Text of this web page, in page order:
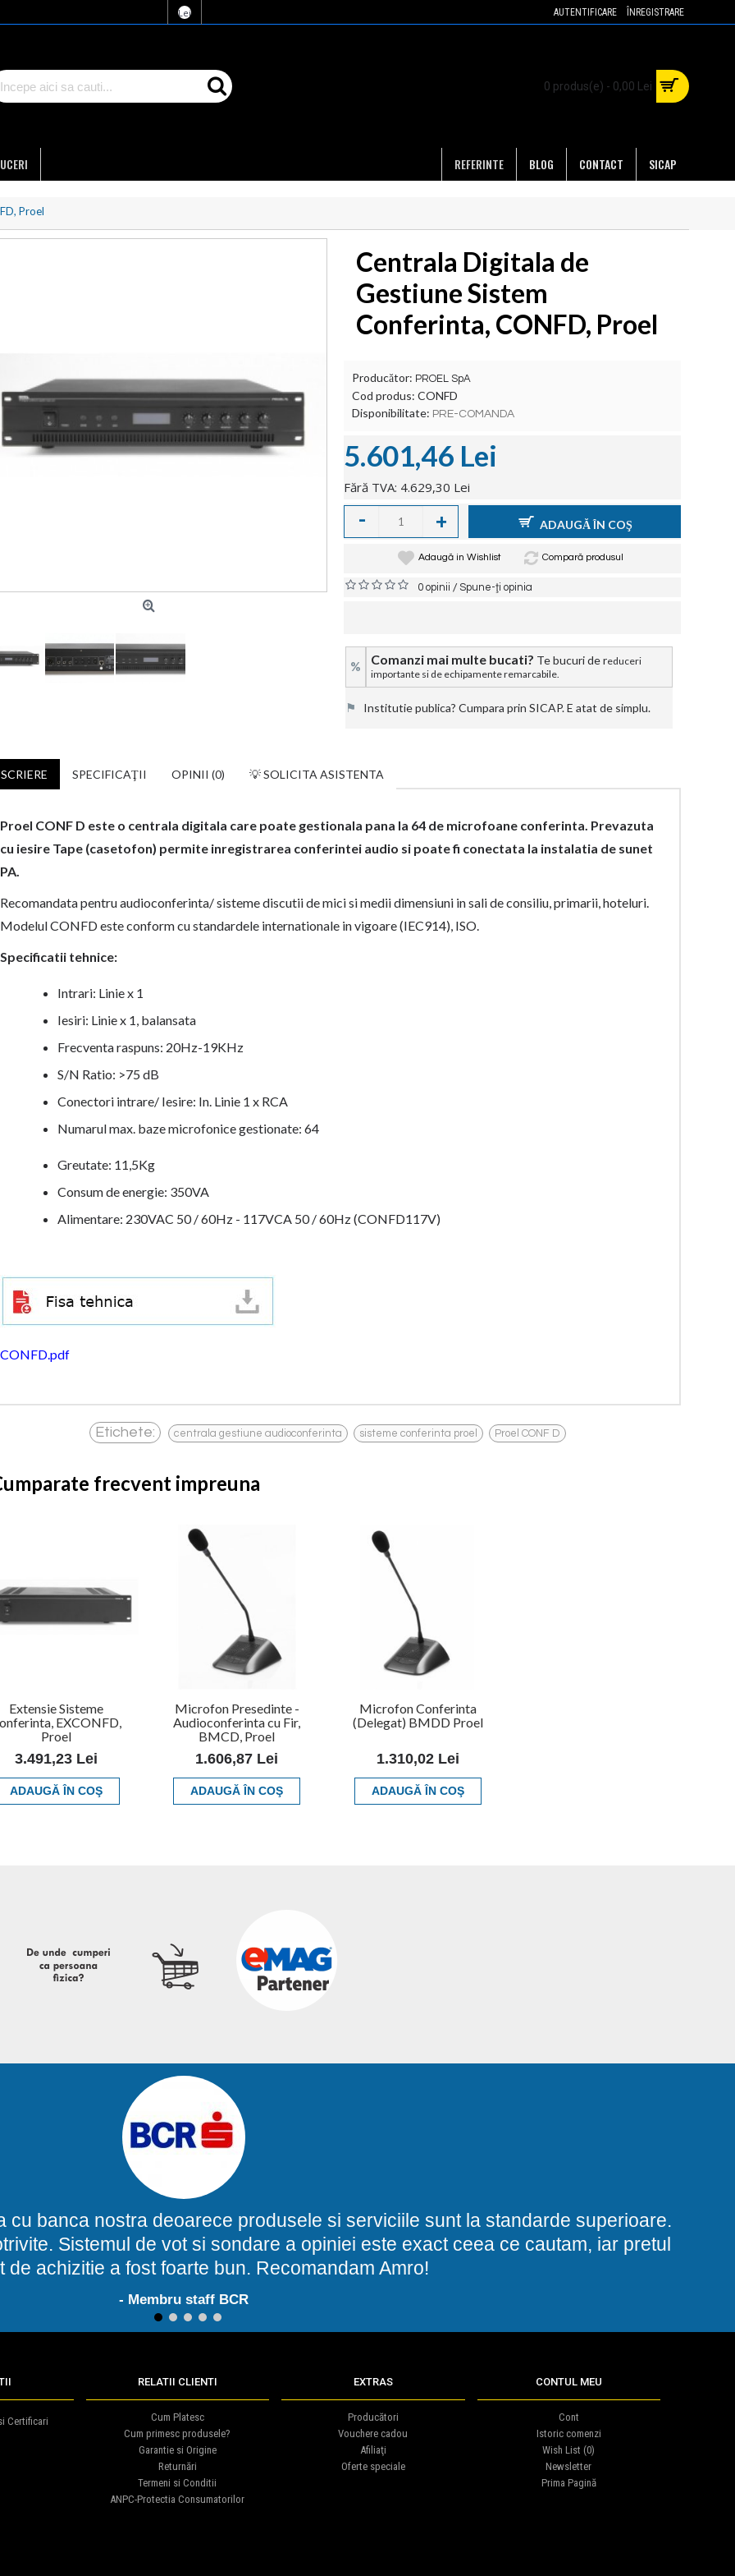
Lei AUTENTIFICARE ÎNREGISTRARE
0 produs(e) - 0,00 Lei
SICAP
CONTACT
BLOG
REFERINTE
Proel
Centrala Digitala de
Gestiune Sistem
Conferinta, CONFD, Proel
Producător: PROEL SpA
Cod produs: CONFD
Disponibilitate: PRE-COMANDA
5.601,46 Lei
Fără TVA: 4.629,30 Lei
- + ADAUGĂ ÎN COŞ
Adaugă in Wishlist Compară produsul
0 opinii /Spune-ţi opinia
% Comanzi mai multe bucati? Te bucuri de reduceri
importante si de echipamente remarcabile.
⚑ Institutie publica? Cumpara prin SICAP. E atat de simplu.
SPECIFICAŢII OPINII (0) 💡 SOLICITA ASISTENTA
Proel CONF D este o centrala digitala care poate gestionala pana la 64 de microfoane conferinta. Prevazuta
cu iesire Tape (casetofon) permite inregistrarea conferintei audio si poate fi conectata la instalatia de sunet
PA.
Recomandata pentru audioconferinta/ sisteme discutii de mici si medii dimensiuni in sali de consiliu, primarii, hoteluri.
Modelul CONFD este conform cu standardele internationale in vigoare (IEC914), ISO.
Specificatii tehnice:
Intrari: Linie x 1
Iesiri: Linie x 1, balansata
Frecventa raspuns: 20Hz-19KHz
S/N Ratio: >75 dB
Conectori intrare/ Iesire: In. Linie 1 x RCA
Numarul max. baze microfonice gestionate: 64
Greutate: 11,5Kg
Consum de energie: 350VA
Alimentare: 230VAC 50 / 60Hz - 117VCA 50 / 60Hz (CONFD117V)
CONFD.pdf
Etichete: centrala gestiune audioconferinta , sisteme conferinta proel , Proel CONF D
frecvent impreuna
Extensie Sisteme
EXCONFD,
Proel
3.491,23 Lei
ADAUGĂ ÎN COŞ
Microfon Presedinte -
Audioconferinta cu Fir,
BMCD, Proel
1.606,87 Lei
ADAUGĂ ÎN COŞ
Microfon Conferinta
(Delegat) BMDD Proel
1.310,02 Lei
ADAUGĂ ÎN COŞ
cu banca nostra deoarece produsele si serviciile sunt la standarde superioare.
Sistemul de vot si sondare a opiniei este exact ceea ce cautam, iar pretul
de achizitie a fost foarte bun. Recomandam Amro!
- Membru staff BCR
1 2 3 4 5
Certificari
RELATII CLIENTI
Cum Platesc
Cum primesc produsele?
Garantie si Origine
Returnări
Termeni si Conditii
ANPC-Protectia Consumatorilor
EXTRAS
Producători
Vouchere cadou
Afiliaţi
Oferte speciale
CONTUL MEU
Cont
Istoric comenzi
Wish List (0)
Newsletter
Prima Pagină